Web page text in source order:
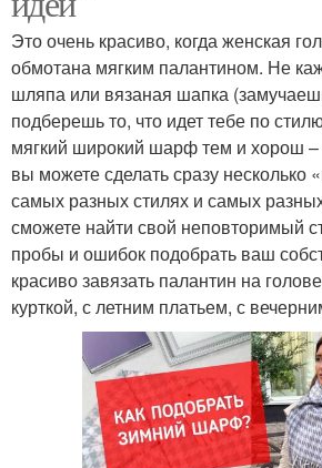
Это очень красиво, когда женская
обмотана мягким палантином. Не
шляпа или вязаная шапка
подберешь то, что идет тебе по
мягкий широкий шарф тем и хорош –
вы можете сделать сразу несколько
самых разных стилях и самых
сможете найти свой неповторимый
пробы и ошибок подобрать ваш
красиво завязать палантин на
курткой, с летним платьем, с